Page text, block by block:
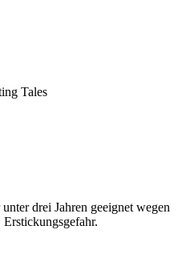
Tales
drei Jahren geeignet wegen